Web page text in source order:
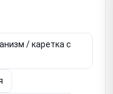
/ каретка с